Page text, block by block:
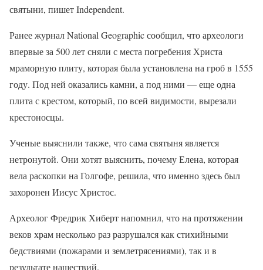
святыни, пишет Independent.
Ранее журнал National Geographic сообщил, что археологи
впервые за 500 лет сняли с места погребения Христа
мраморную плиту, которая была установлена на гроб в 1555
году. Под ней оказались камни, а под ними — еще одна
плита с крестом, который, по всей видимости, вырезали
крестоносцы.
Ученые выяснили также, что сама святыня является
нетронутой. Они хотят выяснить, почему Елена, которая
вела раскопки на Голгофе, решила, что именно здесь был
захоронен Иисус Христос.
Археолог Фредрик Хиберт напомнил, что на протяжении
веков храм несколько раз разрушался как стихийными
бедствиями (пожарами и землетрясениями), так и в
результате нашествий.